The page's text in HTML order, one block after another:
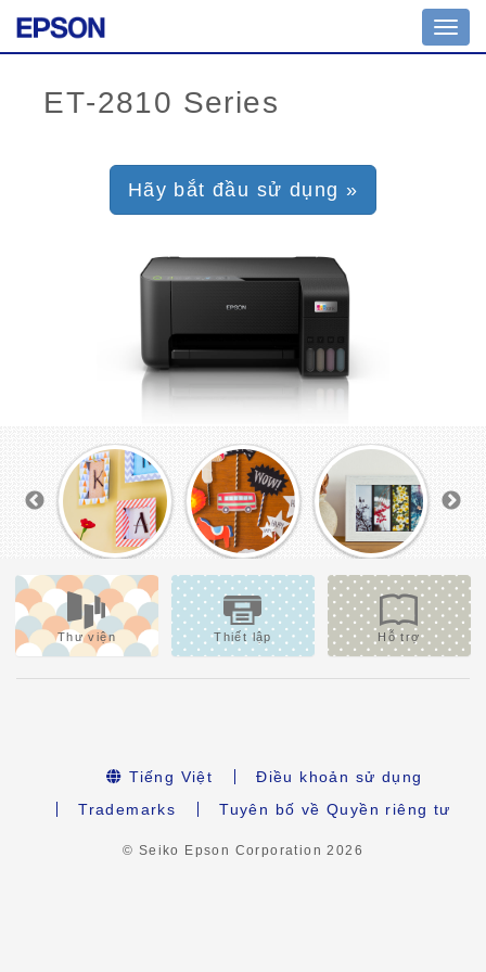
Hãy bắt đầu sử dụng »
Thư viện Thiết lập Hỗ trợ
Tiếng Việt
Điều khoản sử dụng
Trademarks
Tuyên bố về Quyền riêng tư
© Seiko Epson Corporation2026